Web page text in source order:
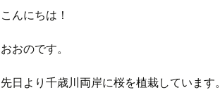
こんにちは！
おおのです。
先日より千歳川両岸に桜を植栽しています。